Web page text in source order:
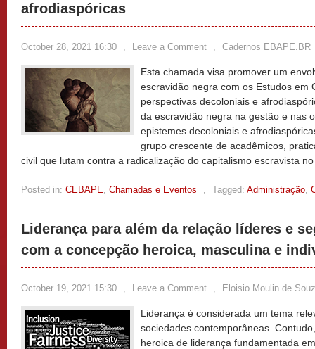
afrodiaspóricas
October 28, 2021 16:30 , Leave a Comment , Cadernos EBAPE.BR
Esta chamada visa promover um
escravidão negra com os Estudos em
perspectivas decoloniais e
da escravidão negra na gestão e nas
epistemes decoloniais e
grupo crescente de acadêmicos,
civil que lutam contra a radicalização do capitalismo escravista
Posted in: CEBAPE, Chamadas e Eventos , Tagged: Administração,
Liderança para além da relação líderes e
com a concepção heroica, masculina e
October 19, 2021 15:30 , Leave a Comment , Eloisio Moulin de
Liderança é considerada um tema
sociedades contemporâneas.
heroica de liderança fundamentada